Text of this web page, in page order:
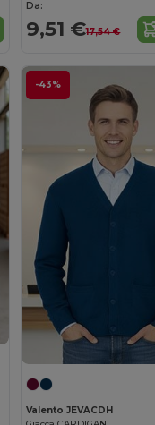
Da:
9,51 €17,54 €
-43%
Valento JEVACDH